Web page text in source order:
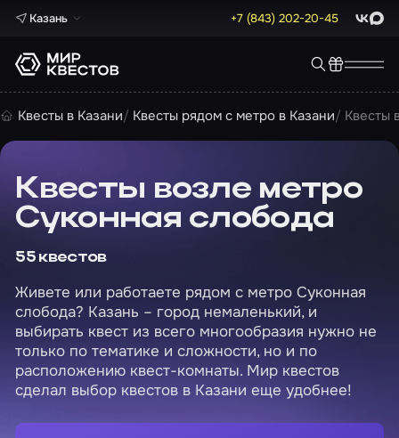
Казань +7 (843) 202-20-45 Max
Квесты в Казани Квесты рядом с метро в Казани Квесты
Квесты возле метро
Суконная слобода
55 квестов
Живете или работаете рядом с метро Суконная
слобода? Казань – город немаленький, и
выбирать квест из всего многообразия нужно не
только по тематике и сложности, но и по
расположению квест-комнаты. Мир квестов
сделал выбор квестов в Казани еще удобнее!